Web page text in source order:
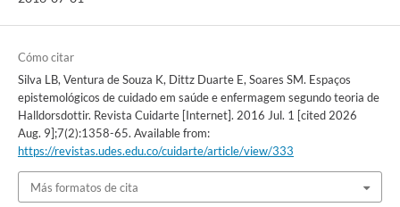
Cómo citar
Silva LB, Ventura de Souza K, Dittz Duarte E, Soares SM. Espaços
epistemológicos de cuidado em saúde e enfermagem segundo teoria de
Halldorsdottir. Revista Cuidarte [Internet]. 2016 Jul. 1 [cited 2026
Aug. 9];7(2):1358-65. Available from:
https://revistas.udes.edu.co/cuidarte/article/view/333
Más formatos de cita